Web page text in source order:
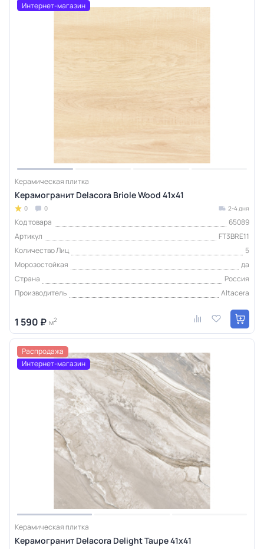
Интернет-магазин
Керамическая плитка
Керамогранит Delacora Briole Wood 41х41
0 0 2-4 дня
Код товара
65089
Артикул
FT3BRE11
Количество Лиц
5
Морозостойкая
да
Страна
Россия
Производитель
Altacera
1 590 ₽ м2
Распродажа
Интернет-магазин
Керамическая плитка
Керамогранит Delacora Delight Taupe 41x41